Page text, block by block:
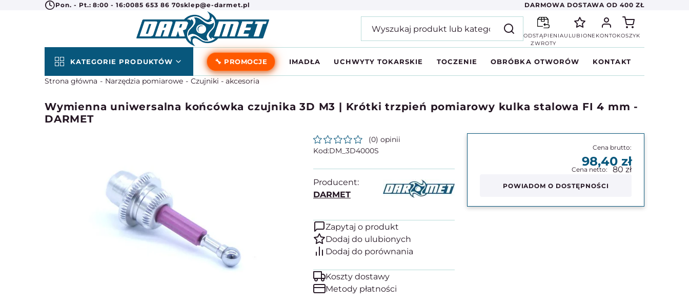
Pon. - Pt.: 8:00 - 16:0085 653 86 70sklep@e-darmet.pl DARMOWA DOSTAWA OD 400 ZŁ
ODSTĄPIENIA
ZWROTY
ULUBIONE KONTOKOSZYK
KATEGORIE PRODUKTÓW 🔧 PROMOCJE IMADŁA UCHWYTY TOKARSKIE TOCZENIE OBRÓBKA OTWORÓW KONTAKT
Strona główna Narzędzia pomiarowe Czujniki - akcesoria
Wymienna uniwersalna końcówka czujnika 3D M3 | Krótki trzpień pomiarowy kulka stalowa FI 4 mm -
DARMET
(0) opinii
DM_3D4000S
Producent:
DARMET
Zapytaj o produkt
Koszty dostawy
Metody płatności
98,40
80
POWIADOM O DOSTĘPNOŚCI